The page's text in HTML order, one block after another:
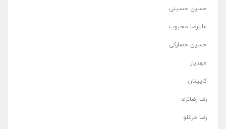
حسین حسینی
علیرضا محبوب
حسین حصارکی
مهدیار
کاپیتان
رضا رضانژاد
رضا مرانلو